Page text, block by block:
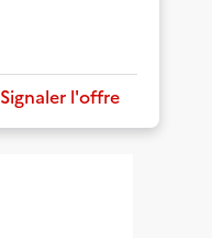
Signaler l'offre